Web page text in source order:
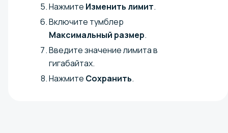
Нажмите Изменить лимит.
Включите тумблер
Максимальный размер.
Введите значение лимита в
гигабайтах.
Нажмите Сохранить.